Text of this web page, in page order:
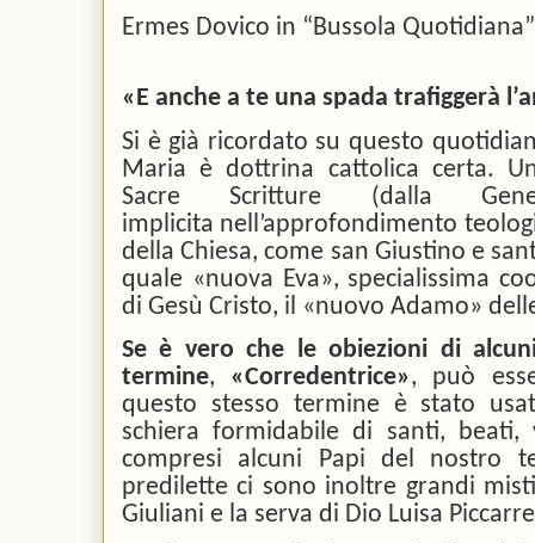
Ermes Dovico in “Bussola
«E anche a te una spada trafiggerà
Si è già ricordato su questo
Maria è dottrina cattolica certa.
Sacre Scritture (dalla
implicita nell’approfondimento
della Chiesa, come san Giustino e
quale «nuova Eva», specialissima
di Gesù Cristo, il «nuovo Adamo»
Se è vero che le obiezioni di
termine, «Corredentrice», può
questo stesso termine è stato
schiera formidabile di santi,
compresi alcuni Papi del nostro
predilette ci sono inoltre grandi
Giuliani e la serva di Dio Luisa